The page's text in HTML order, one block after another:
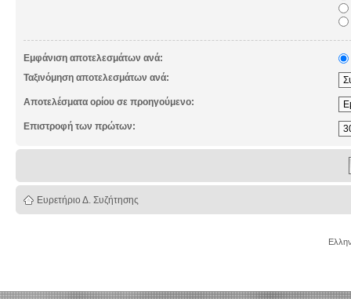
Εμφάνιση αποτελεσμάτων ανά:
Ταξινόμηση αποτελεσμάτων ανά:
Αποτελέσματα ορίου σε προηγούμενο:
Επιστροφή των πρώτων:
Ευρετήριο Δ. Συζήτησης